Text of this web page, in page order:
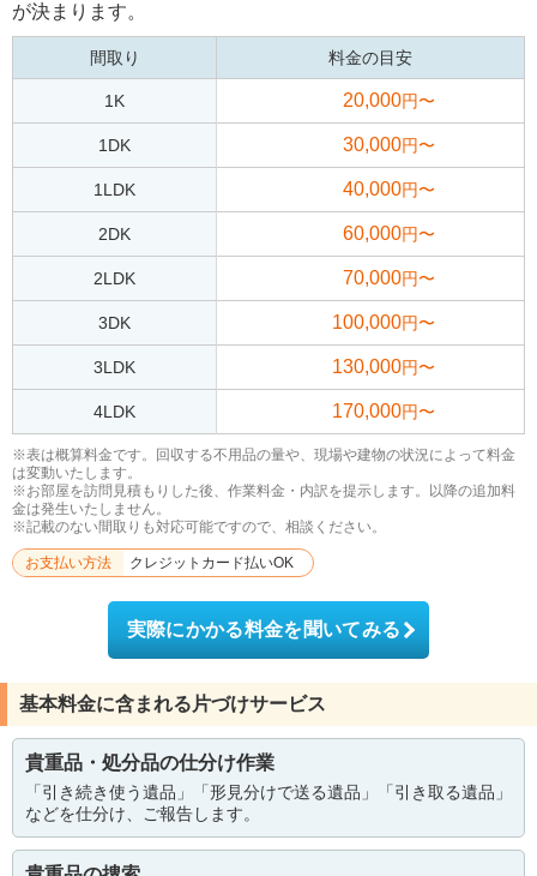
が決まります。
間取り 料金の目安
1K 20,000円〜
1DK 30,000円〜
1LDK 40,000円〜
2DK 60,000円〜
2LDK 70,000円〜
3DK 100,000円〜
3LDK 130,000円〜
4LDK 170,000円〜
※表は概算料金です。回収する不用品の量や、現場や建物の状況によって料金
は変動いたします。
※お部屋を訪問見積もりした後、作業料金・内訳を提示します。以降の追加料
金は発生いたしません。
※記載のない間取りも対応可能ですので、相談ください。
お支払い方法 クレジットカード払いOK
実際にかかる料金を聞いてみる
基本料金に含まれる片づけサービス
貴重品・処分品の仕分け作業
「引き続き使う遺品」「形見分けで送る遺品」「引き取る遺品」
などを仕分け、ご報告します。